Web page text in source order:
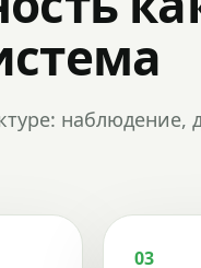
наблюдение,
03